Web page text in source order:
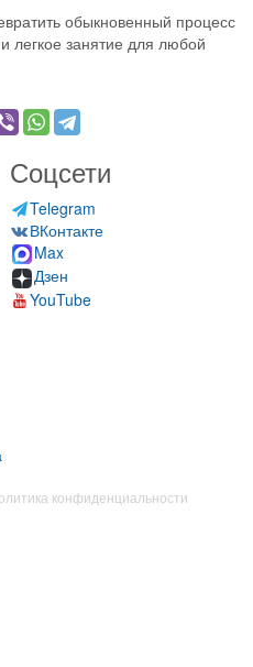
обыкновенный процесс
легкое занятие для любой
Соцсети
Telegram
ВКонтакте
Max
Дзен
YouTube
конфиденциальности